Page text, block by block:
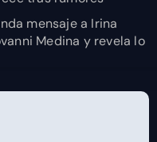
mensaje a Irina
Medina y revela lo